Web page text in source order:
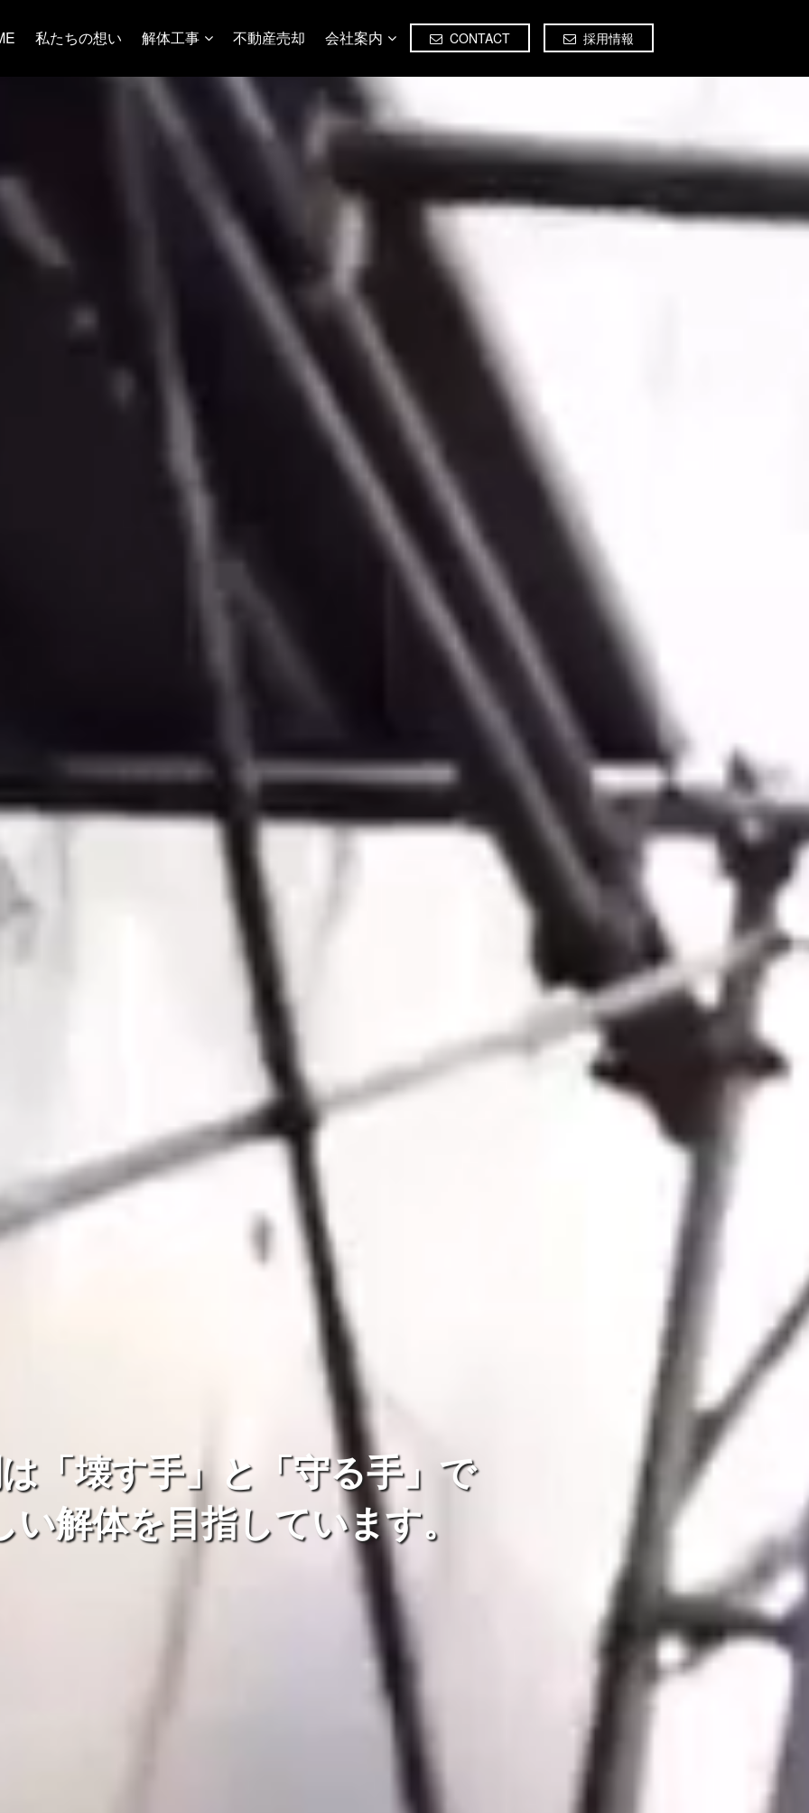
私たちの想い 解体工事 不動産売却 会社案内 CONTACT 採用情報
「壊す手」と「守る手」で
い解体を目指しています。